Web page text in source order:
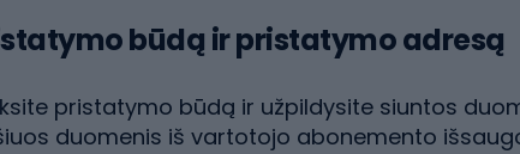
būdą ir pristatymo adresą
pristatymo būdą ir užpildysite siuntos
duomenis iš vartotojo abonemento